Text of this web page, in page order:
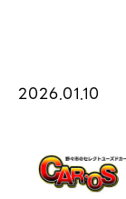
2026.01.10